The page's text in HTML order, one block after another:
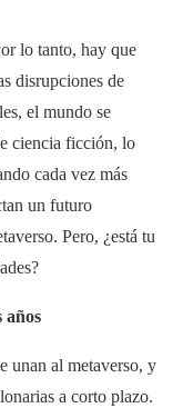
lo tanto, hay que
disrupciones de
el mundo se
ciencia ficción, lo
cada vez más
un futuro
Pero, ¿está tu
años
unan al metaverso, y
a corto plazo.